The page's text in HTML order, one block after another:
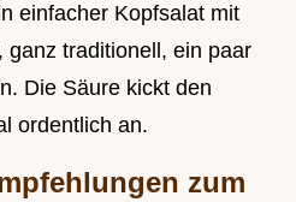
einfacher Kopfsalat mit
ganz traditionell, ein paar
Die Säure kickt den
ordentlich an.
zum